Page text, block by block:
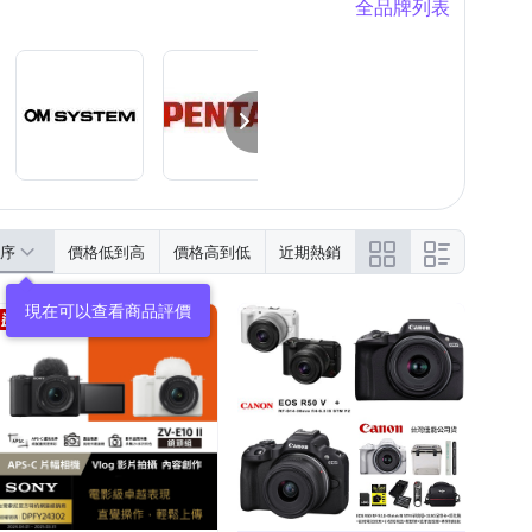
全品牌列表
價格低到高 價格高到低 近期熱銷